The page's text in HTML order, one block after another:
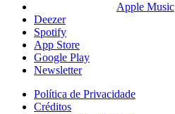
Apple Music
Deezer
Spotify
App Store
Google Play
Newsletter
Política de Privacidade
Créditos